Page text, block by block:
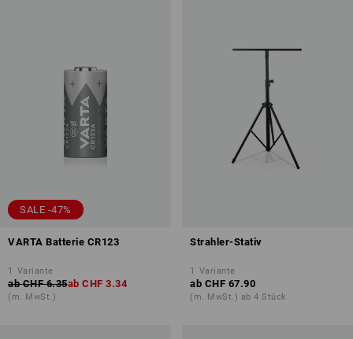
SALE -47%
VARTA Batterie CR123
1 Variante
ab CHF 6.35ab CHF 3.34
(m. MwSt.)
Strahler-Stativ
1 Variante
ab CHF 67.90
(m. MwSt.) ab 4 Stück